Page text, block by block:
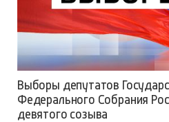
Выборы депутатов
Федерального Собрания
девятого созыва